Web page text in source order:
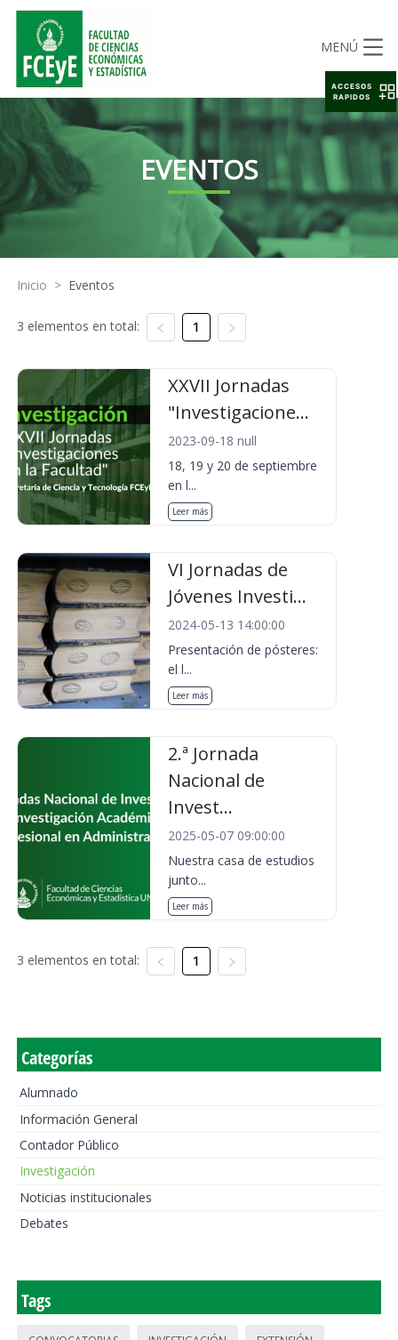
MENÚ
EVENTOS
Inicio > Eventos
3 elementos en total: 1
XXVII Jornadas
"Investigacione...
2023-09-18 null
18, 19 y 20 de septiembre
en l...
Leer más
VI Jornadas de
Jóvenes Investi...
2024-05-13 14:00:00
Presentación de pósteres:
el l...
Leer más
2.ª Jornada
Nacional de
Invest...
2025-05-07 09:00:00
Nuestra casa de estudios
junto...
Leer más
3 elementos en total: 1
Categorías
Alumnado
Información General
Contador Público
Investigación
Noticias institucionales
Debates
Tags
ACCESOS
RAPIDOS